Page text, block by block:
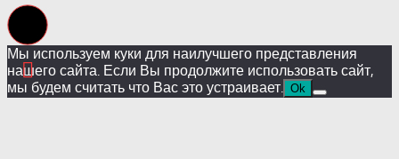
Мы используем куки для наилучшего представления
нашего сайта. Если Вы продолжите использовать сайт,
мы будем считать что Вас это устраивает.
Ok